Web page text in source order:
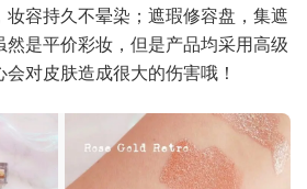
容持久不晕染；遮瑕修容盘，集遮
是平价彩妆，但是产品均采用高级
对皮肤造成很大的伤害哦！